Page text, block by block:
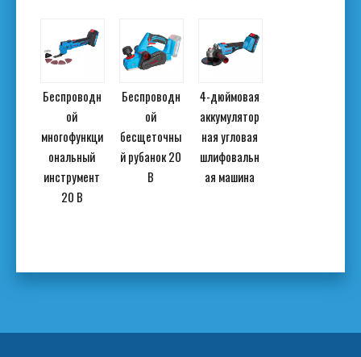
Беспроводн
ой
многофункци
ональный
инструмент
20 В
Беспроводн
ой
бесщеточны
й рубанок 20
В
4-дюймовая
аккумулятор
ная угловая
шлифовальн
ая машина